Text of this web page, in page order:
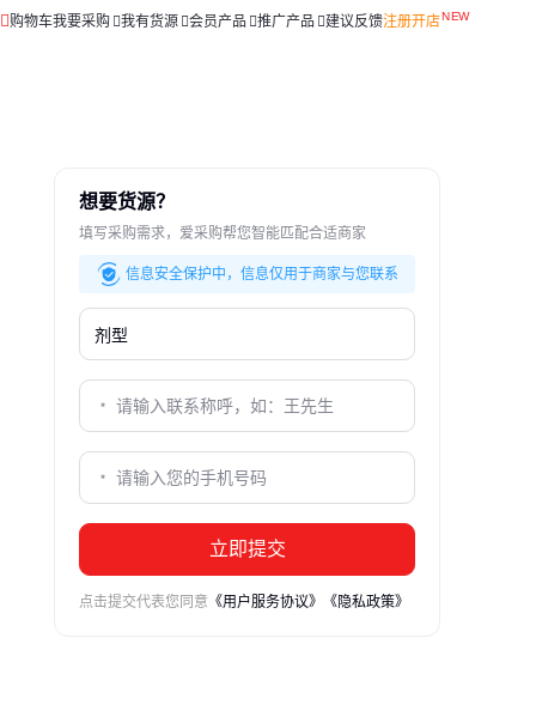
购物车我要采购 我有货源 会员产品 推广产品 建议反馈注册开店
想要货源？
填写采购需求，爱采购帮您智能匹配合适商家
信息安全保护中，信息仅用于商家与您联系
立即提交
点击提交代表您同意 《用户服务协议》 《隐私政策》